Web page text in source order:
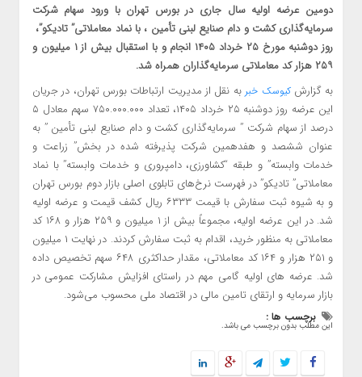
دومین عرضه اولیه سال جاری در بورس تهران با ورود سهام شرکت
سرمایه‌گذاری کشت و دام صنایع لبنی تأمین ، با نماد معاملاتی” تادیکو”، ‌
روز دوشنبه مورخ ۲۵ خرداد ۱۴۰۵ انجام و با استقبال بیش از ۱ میلیون و
۲۵۹ هزار کد معاملاتی سرمایه‌گذاران همراه شد.
به گزارشکیوسک خبر به نقل از مدیریت ارتباطات بورس تهران، در جریان
این عرضه روز دوشنبه ۲۵ خرداد ۱۴۰۵، تعداد ۷۵۰.۰۰۰.۰۰۰ سهم معادل ۵
درصد از سهام شرکت ” سرمایه‌گذاری کشت و دام صنایع لبنی تأمین ” به
عنوان ششصد و هفدهمین شرکت پذیرفته ‌شده در ﺑﺨﺶ” زراعت و
خدمات وابسته” و طبقه “کشاورزی، دامپروری و خدمات وابسته” با نماد
معاملاتی” تادیکو” در فهرست نرخ‌های تابلوی اصلی بازار دوم بورس تهران
و به شیوه ثبت سفارش با قیمت ۶۳۳۳ ریال کشف قیمت و عرضه اولیه
شد. در این عرضه اولیه، مجموعاً بیش از ۱ میلیون و ۲۵۹ هزار و ۱۶۸ کد
معاملاتی به منظور خرید، اقدام به ثبت سفارش کردند. در نهایت ۱ میلیون
و ۲۵۱ هزار و ۱۶۴ کد معاملاتی، مقدار حداکثری ۶۴۸ سهم تخصیص داده
شد. عرضه های اولیه گامی مهم در راستای افزایش مشارکت عمومی در
بازار سرمایه و ارتقای تامین مالی در اقتصاد ملی محسوب می‌شود.
برچسب ها :
این مطلب بدون برچسب می باشد.